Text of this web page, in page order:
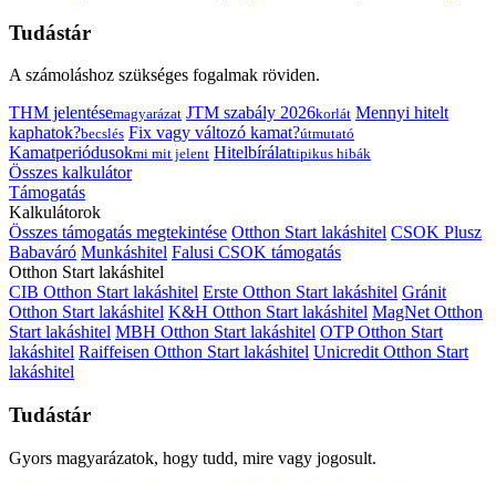
Tudástár
A számoláshoz szükséges fogalmak röviden.
THM jelentésemagyarázat JTM szabály 2026korlát Mennyi hitelt
kaphatok?becslés Fix vagy változó kamat?útmutató
Kamatperiódusokmi mit jelent Hitelbírálattipikus hibák
Összes kalkulátor
Támogatás
Kalkulátorok
Összes támogatás megtekintése Otthon Start lakáshitel CSOK Plusz
Babaváró Munkáshitel Falusi CSOK támogatás
Otthon Start lakáshitel
CIB Otthon Start lakáshitel Erste Otthon Start lakáshitel Gránit
Otthon Start lakáshitel K&H Otthon Start lakáshitel MagNet Otthon
Start lakáshitel MBH Otthon Start lakáshitel OTP Otthon Start
lakáshitel Raiffeisen Otthon Start lakáshitel Unicredit Otthon Start
lakáshitel
Tudástár
Gyors magyarázatok, hogy tudd, mire vagy jogosult.